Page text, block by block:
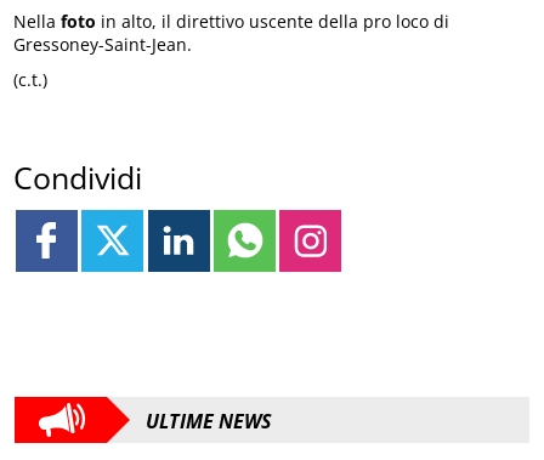
Nellafoto in alto, il direttivo uscente della pro loco di
Gressoney-Saint-Jean.
(c.t.)
Condividi
ULTIME NEWS